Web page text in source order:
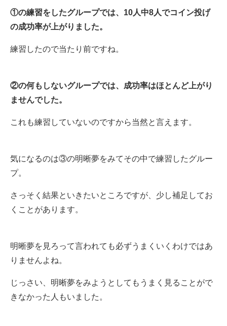
①の練習をしたグループでは、10人中8人でコイン投げ
の成功率が上がりました。
練習したので当たり前ですね。
②の何もしないグループでは、成功率はほとんど上がり
ませんでした。
これも練習していないのですから当然と言えます。
気になるのは③の明晰夢をみてその中で練習したグルー
プ。
さっそく結果といきたいところですが、少し補足してお
くことがあります。
明晰夢を見ろって言われても必ずうまくいくわけではあ
りませんよね。
じっさい、明晰夢をみようとしてもうまく見ることがで
きなかった人もいました。